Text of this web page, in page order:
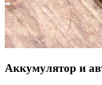
Аккумулятор и